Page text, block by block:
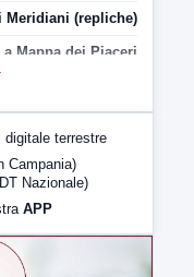
Meridiani (repliche)
Mappa dei Piaceri
LabNews (Diretta)
LabNews (replica)
digitale terrestre
Campania)
Nazionale)
APP